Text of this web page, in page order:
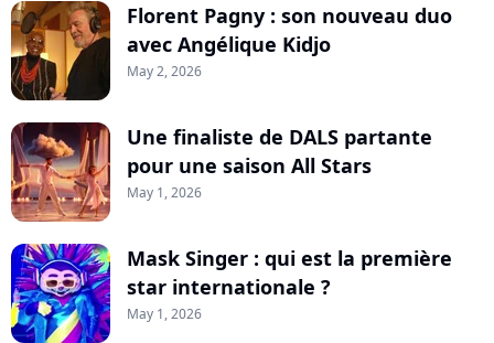
Florent Pagny : son nouveau duo
avec Angélique Kidjo
May 2, 2026
Une finaliste de DALS partante
pour une saison All Stars
May 1, 2026
Mask Singer : qui est la première
star internationale ?
May 1, 2026